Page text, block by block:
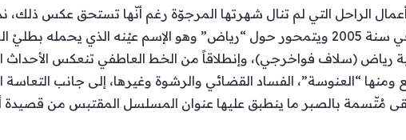
الراحل التي لم تنال شهرتها المرجوّة رغم أنّها تستحق عكس
عُرض في سنة 2005 ويتمحور حول “رياض” وهو الإسم عيْنه الذي
رياض (سلاف فواخرجي)، وإنطلاقاً من الخط العاطفي تنعكس الأحداث
ومنها “العنوسة”، الفساد القضائي والرشوة وغيرها، إلى جانب
مُتّسمة بالصبر ما ينطبق عليها عنوان المسلسل المقتبس من